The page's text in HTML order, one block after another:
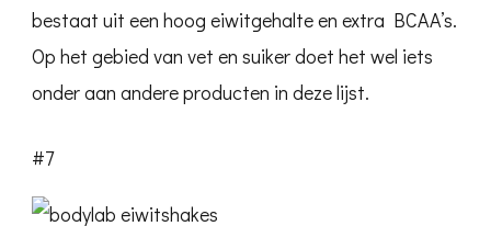
bestaat uit een hoog eiwitgehalte en extra BCAA’s.
Op het gebied van vet en suiker doet het wel iets
onder aan andere producten in deze lijst.
#7